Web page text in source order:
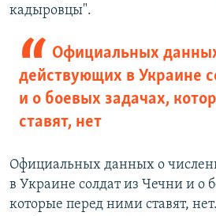
кадыровцы".
Официальных
действующих в Украине
и о боевых задачах,
ставят, нет
Официальных данных о
в Украине солдат из Чечни и о
которые перед ними ставят,